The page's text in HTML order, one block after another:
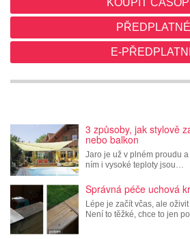
KOUPIT
PŘEDPLATNÉ
E-
3 způsoby, jak stylově
nebo balkon
Jaro je už v plném proudu
ním i vysoké teploty jsou…
Správná péče uchová
Lépe je začít včas, ale
Není to těžké, chce to jen